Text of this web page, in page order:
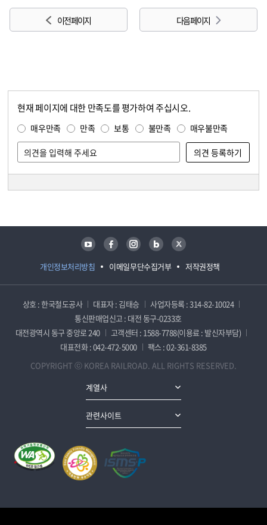
이전 페이지 다음 페이지
현재 페이지에 대한 만족도를 평가하여 주십시오.
매우만족 만족 보통 불만족 매우불만족
개인정보처리방침 이메일무단수집거부 저작권정책
유튜브 페이스북 인스타그램 블로그 트위터
상호 : 한국철도공사 대표자 : 김태승
사업자등록 : 314-82-10024
통신판매업신고 : 대전 동구-0233호
대전광역시 동구 중앙로 240
고객센터 : 1588-7788(이용료 : 발신자부담)
대표전화 : 042-472-5000
팩스 : 02-361-8385
COPYRIGHT ⓒ KOREA RAILROAD. ALL RIGHTS RESERVED.
계열사
관련사이트